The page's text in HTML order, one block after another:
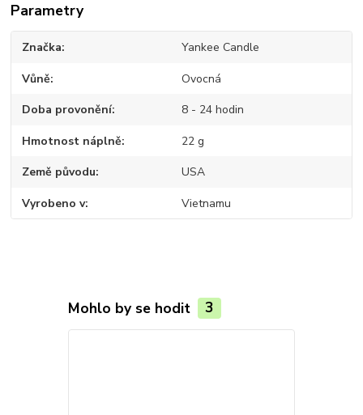
Parametry
Značka Yankee Candle
Vůně Ovocná
Doba provonění 8 - 24 hodin
Hmotnost náplně 22 g
Země původu USA
Vyrobeno v Vietnamu
Mohlo by se hodit 3